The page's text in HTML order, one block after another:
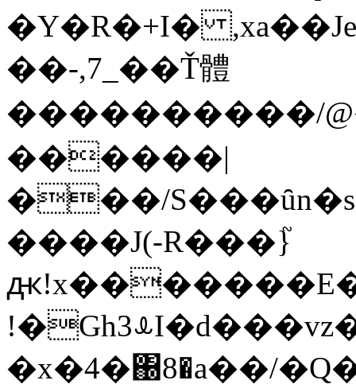
�Y�R�+I�
��-,7_��Ť體
����������/
������|
���/
����J(-R���}֮
�x�4�΀8�a��/